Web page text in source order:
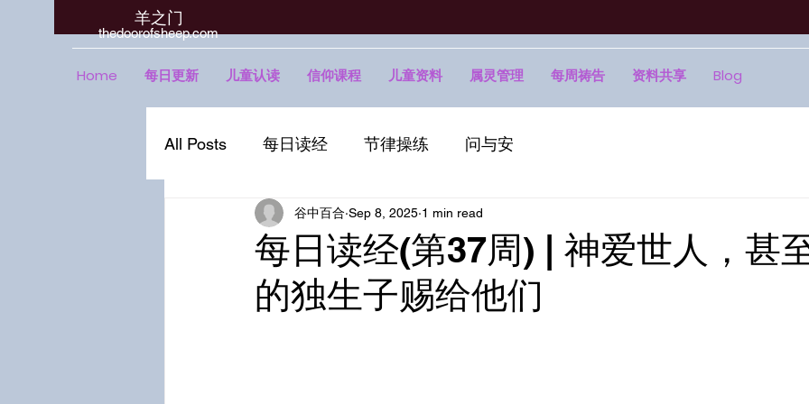
羊之门
​thedoorofsheep.com
Home 每日更新 儿童认读 信仰课程 儿童资料 属灵管理 每周祷告 资料共享 Blog
All Posts 每日读经 节律操练 问与安
每日读经(第37周) | 神爱世人，甚
的独生子赐给他们
谷中百合 Sep 8, 2025 1 min read